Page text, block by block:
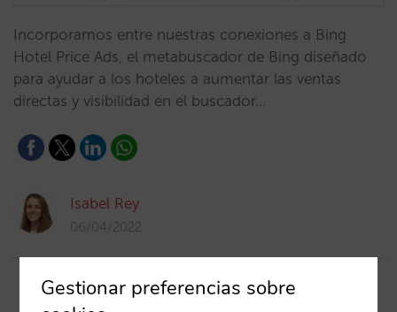
Incorporamos entre nuestras conexiones a Bing
Hotel Price Ads, el metabuscador de Bing diseñado
para ayudar a los hoteles a aumentar las ventas
directas y visibilidad en el buscador…
Isabel Rey
06/04/2022
Gestionar preferencias sobre